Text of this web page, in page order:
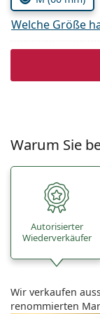
Welche Größe
Warum Sie
Autorisierter
Wiederverkäufer
Wir verkaufen
renommierten